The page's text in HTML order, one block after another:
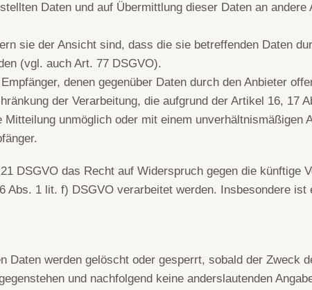
Daten und auf Übermittlung dieser Daten an
sie der Ansicht sind, dass die sie betreffenden Daten
(vgl. auch Art. 77 DSGVO).
denen gegenüber Daten durch den Anbieter
der Verarbeitung, die aufgrund der Artikel 16, 17
unmöglich oder mit einem unverhältnismäßigen
DSGVO das Recht auf Widerspruch gegen die künftige
Abs. 1 lit. f) DSGVO verarbeitet werden. Insbesondere
Daten werden gelöscht oder gesperrt, sobald der Zweck
und nachfolgend keine anderslautenden